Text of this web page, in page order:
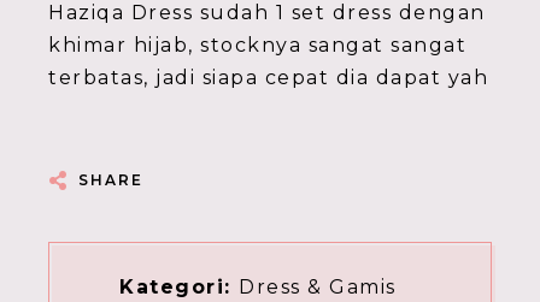
Haziqa Dress sudah 1 set dress dengan
khimar hijab, stocknya sangat sangat
terbatas, jadi siapa cepat dia dapat yah
SHARE
Kategori: Dress & Gamis